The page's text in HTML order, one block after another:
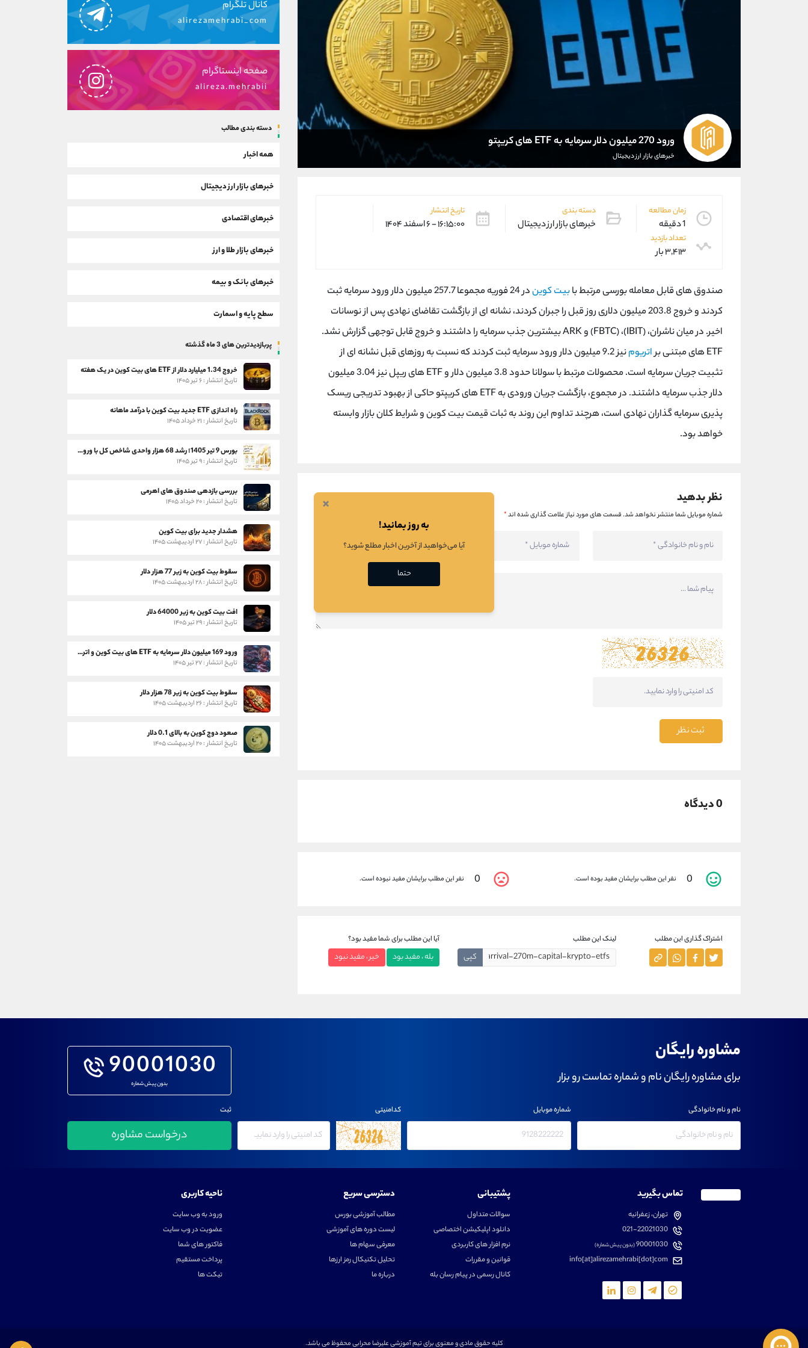
ورود 270 میلیون دلار سرمایه به ETF های کریپتو
خبرهای بازار ارز دیجیتال
زمان مطالعه
1 دقیقه
دسته بندی
خبرهای بازار ارز دیجیتال
تاریخ انتشار
۱۶:۱۵:۰۰ - ۶ اسفند ۱۴۰۴
تعداد بازدید
۳,۴۱۳ بار
صندوق های قابل معامله بورسی مرتبط بابیت کوین
در 24 فوریه مجموعا 257.7 میلیون دلار ورود سرمایه ثبت
کردند و خروج 203.8 میلیون دلاری روز قبل را جبران کردند، نشانه ای از بازگشت تقاضای نهادی پس از نوسانات
اخیر. در میان ناشران، (IBIT)، (FBTC) و ARK بیشترین جذب سرمایه را داشتند و خروج قابل توجهی گزارش نشد.
ETF های مبتنی بر
اتریوم
نیز 9.2 میلیون دلار ورود سرمایه ثبت کردند که نسبت به روزهای قبل نشانه ای از
تثبیت جریان سرمایه است. محصولات مرتبط با سولانا حدود 3.8 میلیون دلار و ETF های ریپل نیز 3.04 میلیون
دلار جذب سرمایه داشتند. در مجموع، بازگشت جریان ورودی به ETF های کریپتو حاکی از بهبود تدریجی ریسک
پذیری سرمایه گذاران نهادی است، هرچند تداوم این روند به ثبات قیمت بیت کوین و شرایط کلان بازار وابسته
خواهد بود.
نظر بدهید
شماره موبایل شما منتشر نخواهد شد.قسمت های مورد نیاز علامت گذاری شده اند*
ثبت نظر
0 دیدگاه
0 نفر این مطلب برایشان مفید بوده است. 0 نفر این مطلب برایشان مفید نبوده است.
اشتراک گذاری این مطلب لینک این مطلب
کپی
آیا این مطلب برای شما مفید بود؟
بله ، مفید بود خیر ، مفید نبود
کانال تلگرام
alirezamehrabi_com
صفحه اینستاگرام
alireza.mehrabii
دسته بندی مطالب
همه اخبار
خبرهای بازار ارز دیجیتال
خبرهای اقتصادی
خبرهای بازار طلا و ارز
خبرهای بانک و بیمه
سطح پایه و اسمارت
پربازدیدترین های 3 ماه گذشته
خروج 1.34 میلیارد دلار از ETF های بیت کوین در یک هفته
تاریخ انتشار : ۶ تیر ۱۴۰۵
راه اندازی ETF جدید بیت کوین با درآمد ماهانه
تاریخ انتشار : ۲۱ خرداد ۱۴۰۵
بورس 9 تیر 1405؛ رشد 68 هزار واحدی شاخص کل با ورود 3 همت پول حقیقی
تاریخ انتشار : ۹ تیر ۱۴۰۵
بررسی بازدهی صندوق های اهرمی
تاریخ انتشار : ۲۰ خرداد ۱۴۰۵
هشدار جدید برای بیت کوین
تاریخ انتشار : ۲۷ اردیبهشت ۱۴۰۵
سقوط بیت کوین به زیر 77 هزار دلار
تاریخ انتشار : ۲۸ اردیبهشت ۱۴۰۵
افت بیت کوین به زیر 64000 دلار
تاریخ انتشار : ۲۹ تیر ۱۴۰۵
ورود 169 میلیون دلار سرمایه به ETF های بیت کوین و اتریوم
تاریخ انتشار : ۲۷ تیر ۱۴۰۵
سقوط بیت کوین به زیر 78 هزار دلار
تاریخ انتشار : ۲۶ اردیبهشت ۱۴۰۵
صعود دوج کوین به بالای 0.1 دلار
تاریخ انتشار : ۲۰ اردیبهشت ۱۴۰۵
مشاوره رایگان
برای مشاوره رایگان نام و شماره تماست رو بزار 90001030
بدون پیش شماره
نام و نام خانوادگی شماره موبایل کدامنیتی ثبت
تماس بگیرید
تهران، زعفرانیه
021-22021030
90001030(بدون پیش شماره)
info[at]alirezamehrabi[dot]com
پشتیبانی
سوالات متداول
دانلود اپلیکیشن اختصاصی
نرم افزار های کاربردی
قوانین و مقررات
کانال رسمی در پیام رسان بله
دسترسی سریع
مطالب آموزشی بورس
لیست دوره های آموزشی
معرفی سهام ها
تحلیل تکنیکال رمز ارزها
درباره ما
ناحیه کاربری
ورود به وب سایت
عضویت در وب سایت
فاکتور های شما
پرداخت مستقیم
تیکت ها
کلیه حقوق مادی و معنوی برای تیم آموزشی علیرضا محرابی محفوظ می باشد.
×
به روز بمانید!
آیا می‌خواهید از آخرین اخبار مطلع شوید؟
حتما